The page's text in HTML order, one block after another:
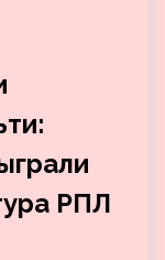
РПЛ